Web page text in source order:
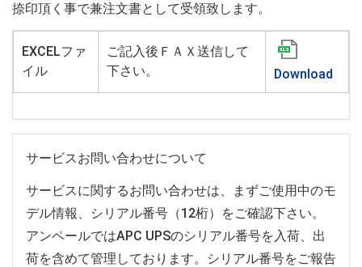
捺印頂く事で兼注文書として受領致します。
EXCELファ
イル
ご記入後ＦＡＸ送信して
下さい。
Download
サービスお問い合わせについて
サービスに関するお問い合わせは、まずご使用中のモ
デル情報、シリアル番号（12桁）をご確認下さい。
アンペールではAPC UPSのシリアル番号を入荷、出
荷を含めて管理しております。シリアル番号をご報告